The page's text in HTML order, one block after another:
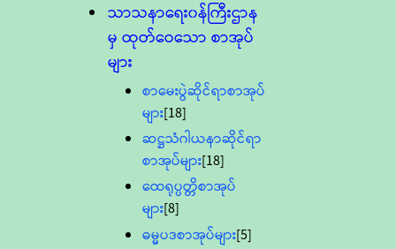
သာသနာရေး၀န်ကြီးဌာန
မှ ထုတ်ဝေသော စာအုပ်
များ
စာမေးပွဲဆိုင်ရာစာအုပ်
များ[18]
ဆဋ္ဌသံဂါယနာဆိုင်ရာ
စာအုပ်များ[18]
ထေရုပ္ပတ္တိစာအုပ်
များ[8]
ဓမ္မပဒစာအုပ်များ[5]